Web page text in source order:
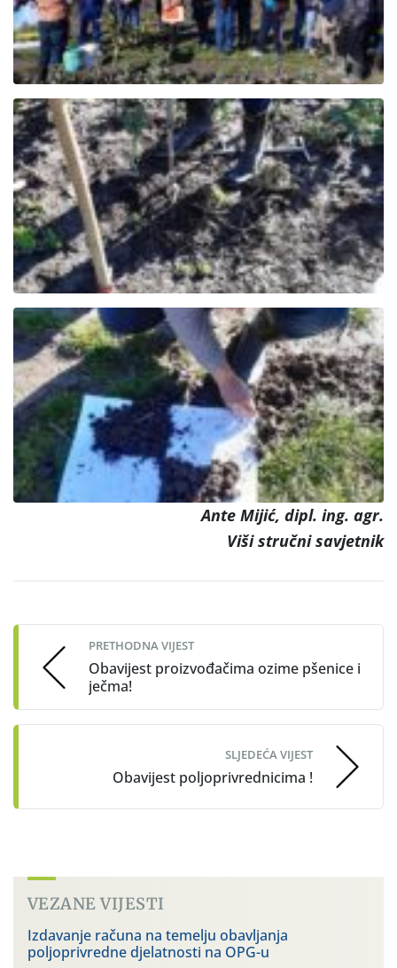
Ante Mijić, dipl. ing. agr.
Viši stručni savjetnik
navigation
PRETHODNA VIJEST
Obavijest proizvođačima ozime pšenice i
ječma!
SLJEDEĆA VIJEST
Obavijest poljoprivrednicima !
VEZANE VIJESTI
Izdavanje računa na temelju obavljanja
poljoprivredne djelatnosti na OPG-u